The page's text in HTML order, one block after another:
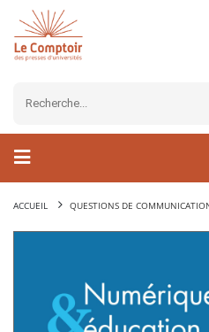
ACCUEIL QUESTIONS DE